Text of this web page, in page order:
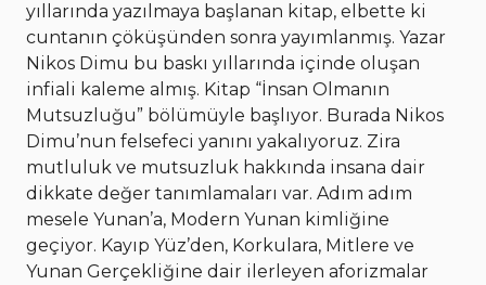
yıllarında yazılmaya başlanan kitap, elbette ki
cuntanın çöküşünden sonra yayımlanmış. Yazar
Nikos Dimu bu baskı yıllarında içinde oluşan
infiali kaleme almış. Kitap “İnsan Olmanın
Mutsuzluğu” bölümüyle başlıyor. Burada Nikos
Dimu’nun felsefeci yanını yakalıyoruz. Zira
mutluluk ve mutsuzluk hakkında insana dair
dikkate değer tanımlamaları var. Adım adım
mesele Yunan’a, Modern Yunan kimliğine
geçiyor. Kayıp Yüz’den, Korkulara, Mitlere ve
Yunan Gerçekliğine dair ilerleyen aforizmalar